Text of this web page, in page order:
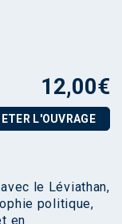
12,00€
L'OUVRAGE
le Léviathan,
politique,
en